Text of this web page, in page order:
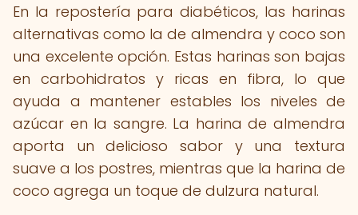
En la repostería para diabéticos, las harinas
alternativas como la de almendra y coco son
una excelente opción. Estas harinas son bajas
en carbohidratos y ricas en fibra, lo que
ayuda a mantener estables los niveles de
azúcar en la sangre. La harina de almendra
aporta un delicioso sabor y una textura
suave a los postres, mientras que la harina de
coco agrega un toque de dulzura natural.